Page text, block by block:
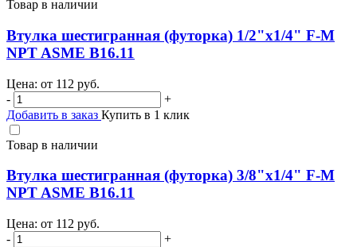
Товар в наличии
Втулка шестигранная (футорка) 1/2"х1/4" F-M
NPT ASME B16.11
Цена: от 112 руб.
-
+
Добавить в заказ Купить в 1 клик
Товар в наличии
Втулка шестигранная (футорка) 3/8"х1/4" F-M
NPT ASME B16.11
Цена: от 112 руб.
-
+